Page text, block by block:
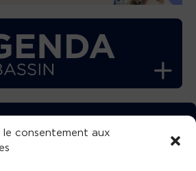
le consentement aux
GRATUITEMENT
TVBA !